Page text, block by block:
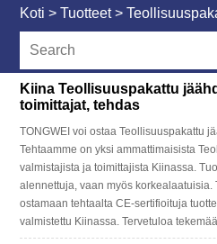
Koti > Tuotteet >
Kiina Teollisuuspakattu
toimittajat, tehdas
TONGWEI voi ostaa Teollisuuspakattu
Tehtaamme on yksi ammattimaisista
valmistajista ja toimittajista Kiinassa.
alennettuja, vaan myös korkealaatuisia.
ostamaan tehtaalta CE-sertifioituja
valmistettu Kiinassa. Tervetuloa